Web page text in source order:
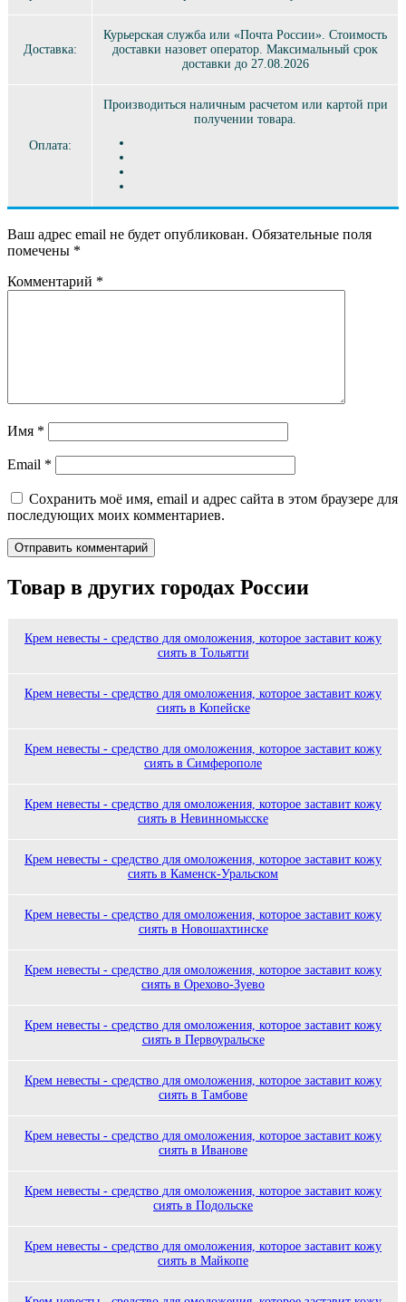
Доставка:
Курьерская служба или «Почта России». Стоимость
доставки назовет оператор. Максимальный срок
доставки до 27.08.2026
Оплата:
Производиться наличным расчетом или картой при
получении товара.
Ваш адрес email не будет опубликован. Обязательные поля
помечены *
Комментарий *
Имя *
Email *
Сохранить моё имя, email и адрес сайта в этом браузере для
последующих моих комментариев.
Товар в других городах России
Крем невесты - средство для омоложения, которое заставит кожу
сиять в Тольятти
Крем невесты - средство для омоложения, которое заставит кожу
сиять в Копейске
Крем невесты - средство для омоложения, которое заставит кожу
сиять в Симферополе
Крем невесты - средство для омоложения, которое заставит кожу
сиять в Невинномысске
Крем невесты - средство для омоложения, которое заставит кожу
сиять в Каменск-Уральском
Крем невесты - средство для омоложения, которое заставит кожу
сиять в Новошахтинске
Крем невесты - средство для омоложения, которое заставит кожу
сиять в Орехово-Зуево
Крем невесты - средство для омоложения, которое заставит кожу
сиять в Первоуральске
Крем невесты - средство для омоложения, которое заставит кожу
сиять в Тамбове
Крем невесты - средство для омоложения, которое заставит кожу
сиять в Иванове
Крем невесты - средство для омоложения, которое заставит кожу
сиять в Подольске
Крем невесты - средство для омоложения, которое заставит кожу
сиять в Майкопе